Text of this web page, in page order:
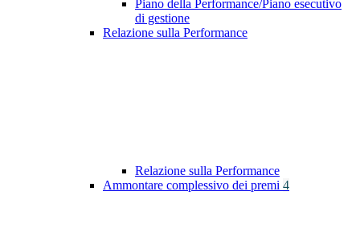
Piano della Performance/Piano esecutivo
di gestione
Relazione sulla Performance
Relazione sulla Performance
Ammontare complessivo dei premi 4